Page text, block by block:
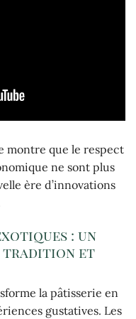
montre que le respect
ne sont plus
ère d’innovations
: un
tradition et
la pâtisserie en
gustatives. Les